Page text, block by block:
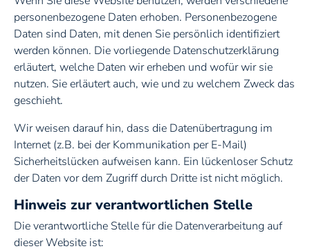
Textiles Terrassendach
Haustüren & Fenster
Haustüren
Fenster
personenbezogene Daten erhoben. Personenbezogene
Daten sind Daten, mit denen Sie persönlich identifiziert
werden können. Die vorliegende Datenschutzerklärung
erläutert, welche Daten wir erheben und wofür wir sie
nutzen. Sie erläutert auch, wie und zu welchem Zweck das
geschieht.
Wir weisen darauf hin, dass die Datenübertragung im
Internet (z.B. bei der Kommunikation per E-Mail)
Sicherheitslücken aufweisen kann. Ein lückenloser Schutz
der Daten vor dem Zugriff durch Dritte ist nicht möglich.
Hinweis zur verantwortlichen Stelle
Die verantwortliche Stelle für die Datenverarbeitung auf
dieser Website ist: